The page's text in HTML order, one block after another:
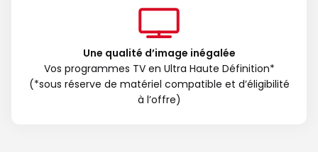
Une qualité d’image inégalée
Vos programmes TV en Ultra Haute Définition*
(*sous réserve de matériel compatible et d’éligibilité
à l’offre)